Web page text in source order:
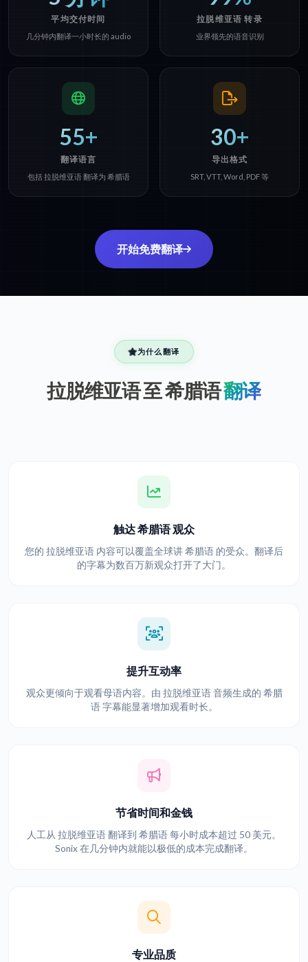
平均交付时间
几分钟内翻译一小时长的 audio
拉脱维亚语 转录
业界领先的语音识别
55+
翻译语言
包括 拉脱维亚语 翻译为 希腊语
30+
导出格式
SRT, VTT, Word, PDF 等
开始免费翻译
为什么翻译
拉脱维亚语 至 希腊语翻译
触达 希腊语 观众
您的 拉脱维亚语 内容可以覆盖全球讲 希腊语 的受众。翻译后
的字幕为数百万新观众打开了大门。
提升互动率
观众更倾向于观看母语内容。由 拉脱维亚语 音频生成的 希腊
语 字幕能显著增加观看时长。
节省时间和金钱
人工从 拉脱维亚语 翻译到 希腊语 每小时成本超过 50 美元。
Sonix 在几分钟内就能以极低的成本完成翻译。
专业品质